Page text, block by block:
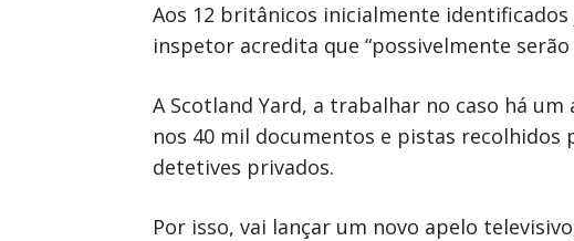
Aos 12 britânicos inicialmente
inspetor acredita que “possivelmente
A Scotland Yard, a trabalhar no caso há
nos 40 mil documentos e pistas
detetives privados.
Por isso, vai lançar um novo apelo